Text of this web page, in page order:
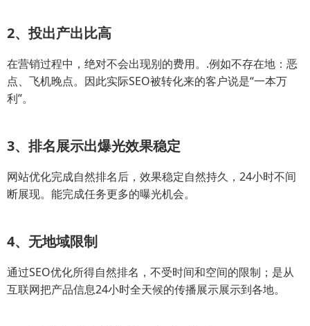
2、投出产出比高
在营销过程中，绝对不会出现别的费用。.例如不存在地：恶
点、飞机晚点。因此实际SEO被转化来的客户说是“一本万
利”。
3、排名展示出爆光效果稳定
网站优化完成自然排名后，效果稳定自然持久，24小时不间
断展现。能完成任务更多的曝光机会。
4、无地域限制
通过SEO优化所得自然排名，不受时间和空间的限制；是从
互联网把产品信息24小时全天候的传播展示展示到各地。